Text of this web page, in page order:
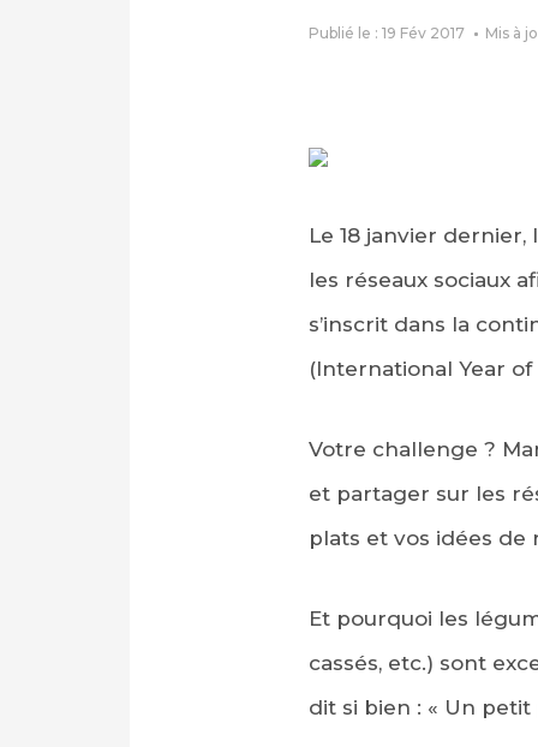
Publié le : 19 Fév 2017 Mis à
Le 18 janvier dernier,
les réseaux sociaux
s’inscrit dans la
(International Year of
Votre challenge ?
et partager sur les
plats et vos idées de
Et pourquoi les
cassés, etc.) sont
dit si bien : « Un petit